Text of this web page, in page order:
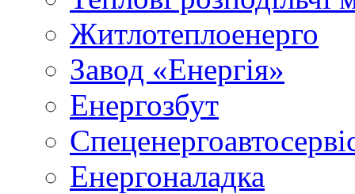
Житлотеплоенерго
Завод «Енергія»
Енергозбут
Енергоналадка